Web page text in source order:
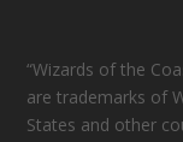
“Wizards of the
are trademarks of
States and other